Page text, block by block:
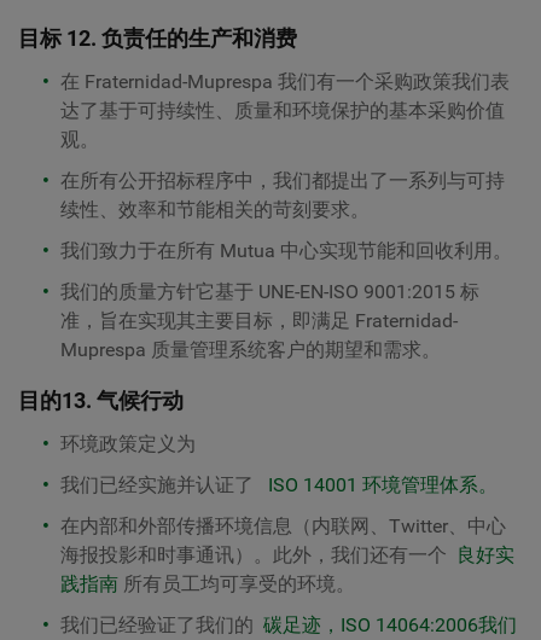
目标 12. 负责任的生产和消费
在 Fraternidad-Muprespa 我们有一个采购政策我们表
达了基于可持续性、质量和环境保护的基本采购价值
观。
在所有公开招标程序中，我们都提出了一系列与可持
续性、效率和节能相关的苛刻要求。
我们致力于在所有 Mutua 中心实现节能和回收利用。
我们的质量方针它基于 UNE-EN-ISO 9001:2015 标
准，旨在实现其主要目标，即满足 Fraternidad-
Muprespa 质量管理系统客户的期望和需求。
目的13. 气候行动
环境政策定义为
我们已经实施并认证了 ISO 14001 环境管理体系。
在内部和外部传播环境信息（内联网、Twitter、中心
海报投影和时事通讯）。此外，我们还有一个 良好实
践指南 所有员工均可享受的环境。
我们已经验证了我们的 碳足迹，ISO 14064:2006我们